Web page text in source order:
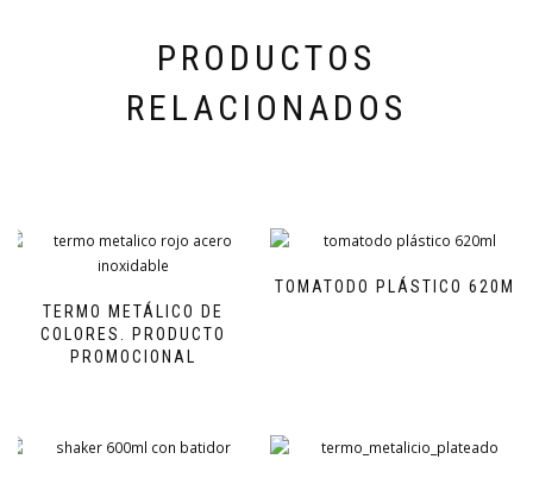
PRODUCTOS
RELACIONADOS
TERMO METÁLICO DE
COLORES. PRODUCTO
PROMOCIONAL
TOMATODO PLÁSTICO 620ML